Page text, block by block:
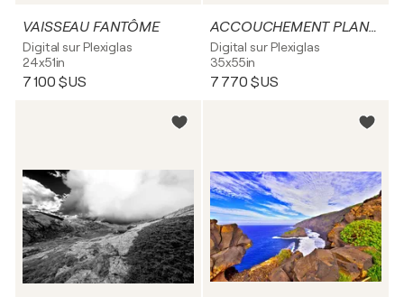
VAISSEAU FANTÔME
Digital sur Plexiglas
24x51in
7 100 $US
ACCOUCHEMENT PLANÉTAIRE
Digital sur Plexiglas
35x55in
7 770 $US